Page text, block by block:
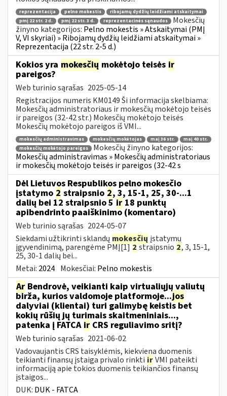
reprezentacija pelno mokestis
ribojamų dydžių leidžiami atskaitymai
pmį 22 str. 2 d.
pmį 22 str. 3 d. reprezentacinės sąnaudos
Mokesčių
žinyno kategorijos: Pelno mokestis » Atskaitymai (PMĮ
V, VI skyriai) » Ribojamų dydžių leidžiami atskaitymai »
Reprezentacija (22 str. 2-5 d.)
Kokios yra mokesčių mokėtojo teisės ir
pareigos?
Web turinio sąrašas 2025-05-14
Registracijos numeris KM0149 Ši informacija skelbiama:
Mokesčių administratoriaus ir mokesčių mokėtojo teisės
ir pareigos (32-42 str.) Mokesčių mokėtojo teisės
Mokesčių mokėtojo pareigos iš VMI...
mokesčių administravimas mokesčių mokėtojas maį 36 str.
maį 40 str.
mokesčių mokėtojo pareigos
Mokesčių žinyno kategorijos:
Mokesčių administravimas » Mokesčių administratoriaus
ir mokesčių mokėtojo teisės ir pareigos (32-42 s
Dėl Lietuvos Respublikos pelno mokesčio
įstatymo 2 straipsnio 2, 3, 15-1, 25, 30-...1
dalių bei 12 straipsnio 5 ir 18 punktų
apibendrinto paaiškinimo (komentaro)
Web turinio sąrašas 2024-05-07
Siekdami užtikrinti sklandų mokesčių įstatymų
įgyvendinimą, parengėme PMĮ[1]2straipsnio 2, 3, 15-1,
25, 30-1 dalių bei...
Metai: 2024 Mokesčiai: Pelno mokestis
Ar Bendrovė, veikianti kaip virtualiųjų valiutų
birža, kurios valdomoje platformoje...jos
dalyviai (klientai) turi galimybę keistis bet
kokių rūšių jų turimais skaitmeniniais...,
patenka į FATCA ir CRS reguliavimo sritį?
Web turinio sąrašas 2021-06-02
Vadovaujantis CRS taisyklėmis, kiekviena duomenis
teikianti finansų įstaiga privalo rinkti irVMI pateikti
informaciją apie tokios duomenis teikiančios finansų
įstaigos...
DUK: DUK - FATCA